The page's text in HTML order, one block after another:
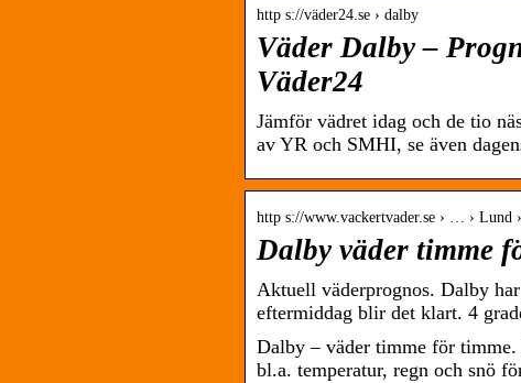
http s://väder24.se › dalby
Väder Dalby –
Väder24
Jämför vädret idag och de tio
av YR och SMHI, se även
http s://www.vackertvader.se › … › Lund
Dalby väder timme
Aktuell väderprognos. Dalby
eftermiddag blir det klart. 4
Dalby – väder timme för
bl.a. temperatur, regn och snö